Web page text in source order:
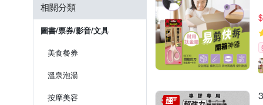
相關分類
圖書/票券/影音/文具
美食餐券
溫泉泡湯
按摩美容
$